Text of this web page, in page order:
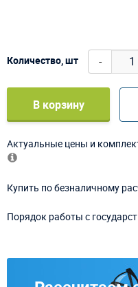
Количество, шт -
В корзину
Актуальные цены и
Купить по безналичному
Порядок работы с